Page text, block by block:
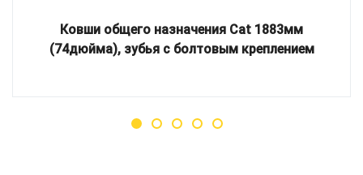
Ковши общего назначения Cat 1883мм
(74дюйма), зубья с болтовым креплением